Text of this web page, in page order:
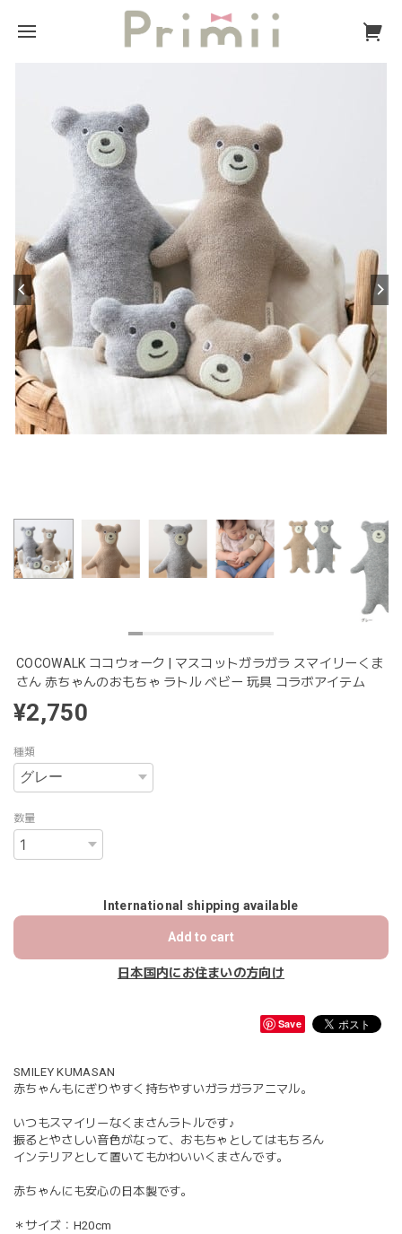
COCOWALK ココウォーク | マスコットガラガラ スマイリーくま
さん 赤ちゃんのおもちゃ ラトル ベビー 玩具 コラボアイテム
¥2,750
種類
数量
International shipping available
Add to cart
日本国内にお住まいの方向け
Save
SMILEY KUMASAN
赤ちゃんもにぎりやすく持ちやすいガラガラアニマル。
いつもスマイリーなくまさんラトルです♪
振るとやさしい音色がなって、おもちゃとしてはもちろん
インテリアとして置いてもかわいいくまさんです。
赤ちゃんにも安心の日本製です。
＊サイズ：H20cm